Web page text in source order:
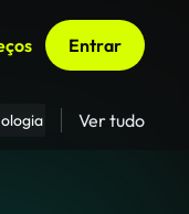
Entrar
Zoom De
Ver tudo